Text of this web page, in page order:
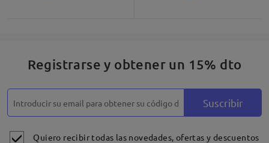
Registrarse y obtener un 15% dto
Suscribir
Quiero recibir todas las novedades, ofertas y descuentos